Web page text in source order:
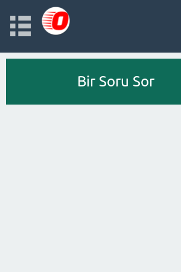
Bir Soru Sor